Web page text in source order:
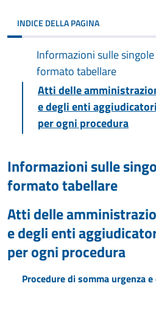
INDICE DELLA PAGINA
Informazioni sulle
formato tabellare
Atti delle
e degli enti
per ogni procedura
Informazioni sulle
formato tabellare
Atti delle
e degli enti
per ogni procedura
Procedure di somma urgenza